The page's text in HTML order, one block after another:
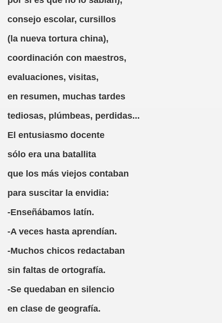
consejo escolar, cursillos
(la nueva tortura china),
coordinación con maestros,
evaluaciones, visitas,
en resumen, muchas tardes
tediosas, plúmbeas, perdidas...
El entusiasmo docente
sólo era una batallita
que los más viejos contaban
para suscitar la envidia:
-Enseñábamos latín.
-A veces hasta aprendían.
-Muchos chicos redactaban
sin faltas de ortografía.
-Se quedaban en silencio
en clase de geografía.
una Botella de Chinchón (Adrián López Galiano)
RNE)
Sem Tob, Caricatura (Jorge Llopis)
Samaniego)